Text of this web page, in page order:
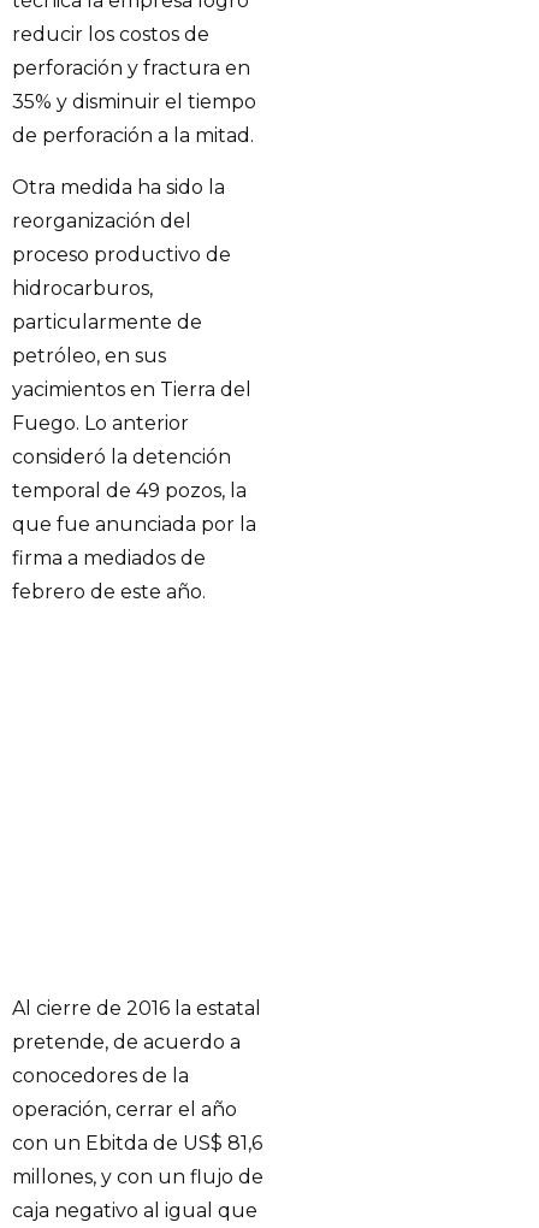
reducir los costos de
perforación y fractura en
35% y disminuir el tiempo
de perforación a la mitad.
Otra medida ha sido la
reorganización del
proceso productivo de
hidrocarburos,
particularmente de
petróleo, en sus
yacimientos en Tierra del
Fuego. Lo anterior
consideró la detención
temporal de 49 pozos, la
que fue anunciada por la
firma a mediados de
febrero de este año.
Al cierre de 2016 la estatal
pretende, de acuerdo a
conocedores de la
operación, cerrar el año
con un Ebitda de US$ 81,6
millones, y con un flujo de
caja negativo al igual que